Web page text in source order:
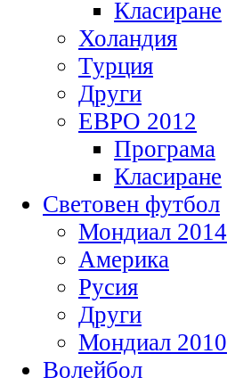
Класиране
Холандия
Турция
Други
ЕВРО 2012
Програма
Класиране
Световен футбол
Мондиал 2014
Америка
Русия
Други
Мондиал 2010
Волейбол